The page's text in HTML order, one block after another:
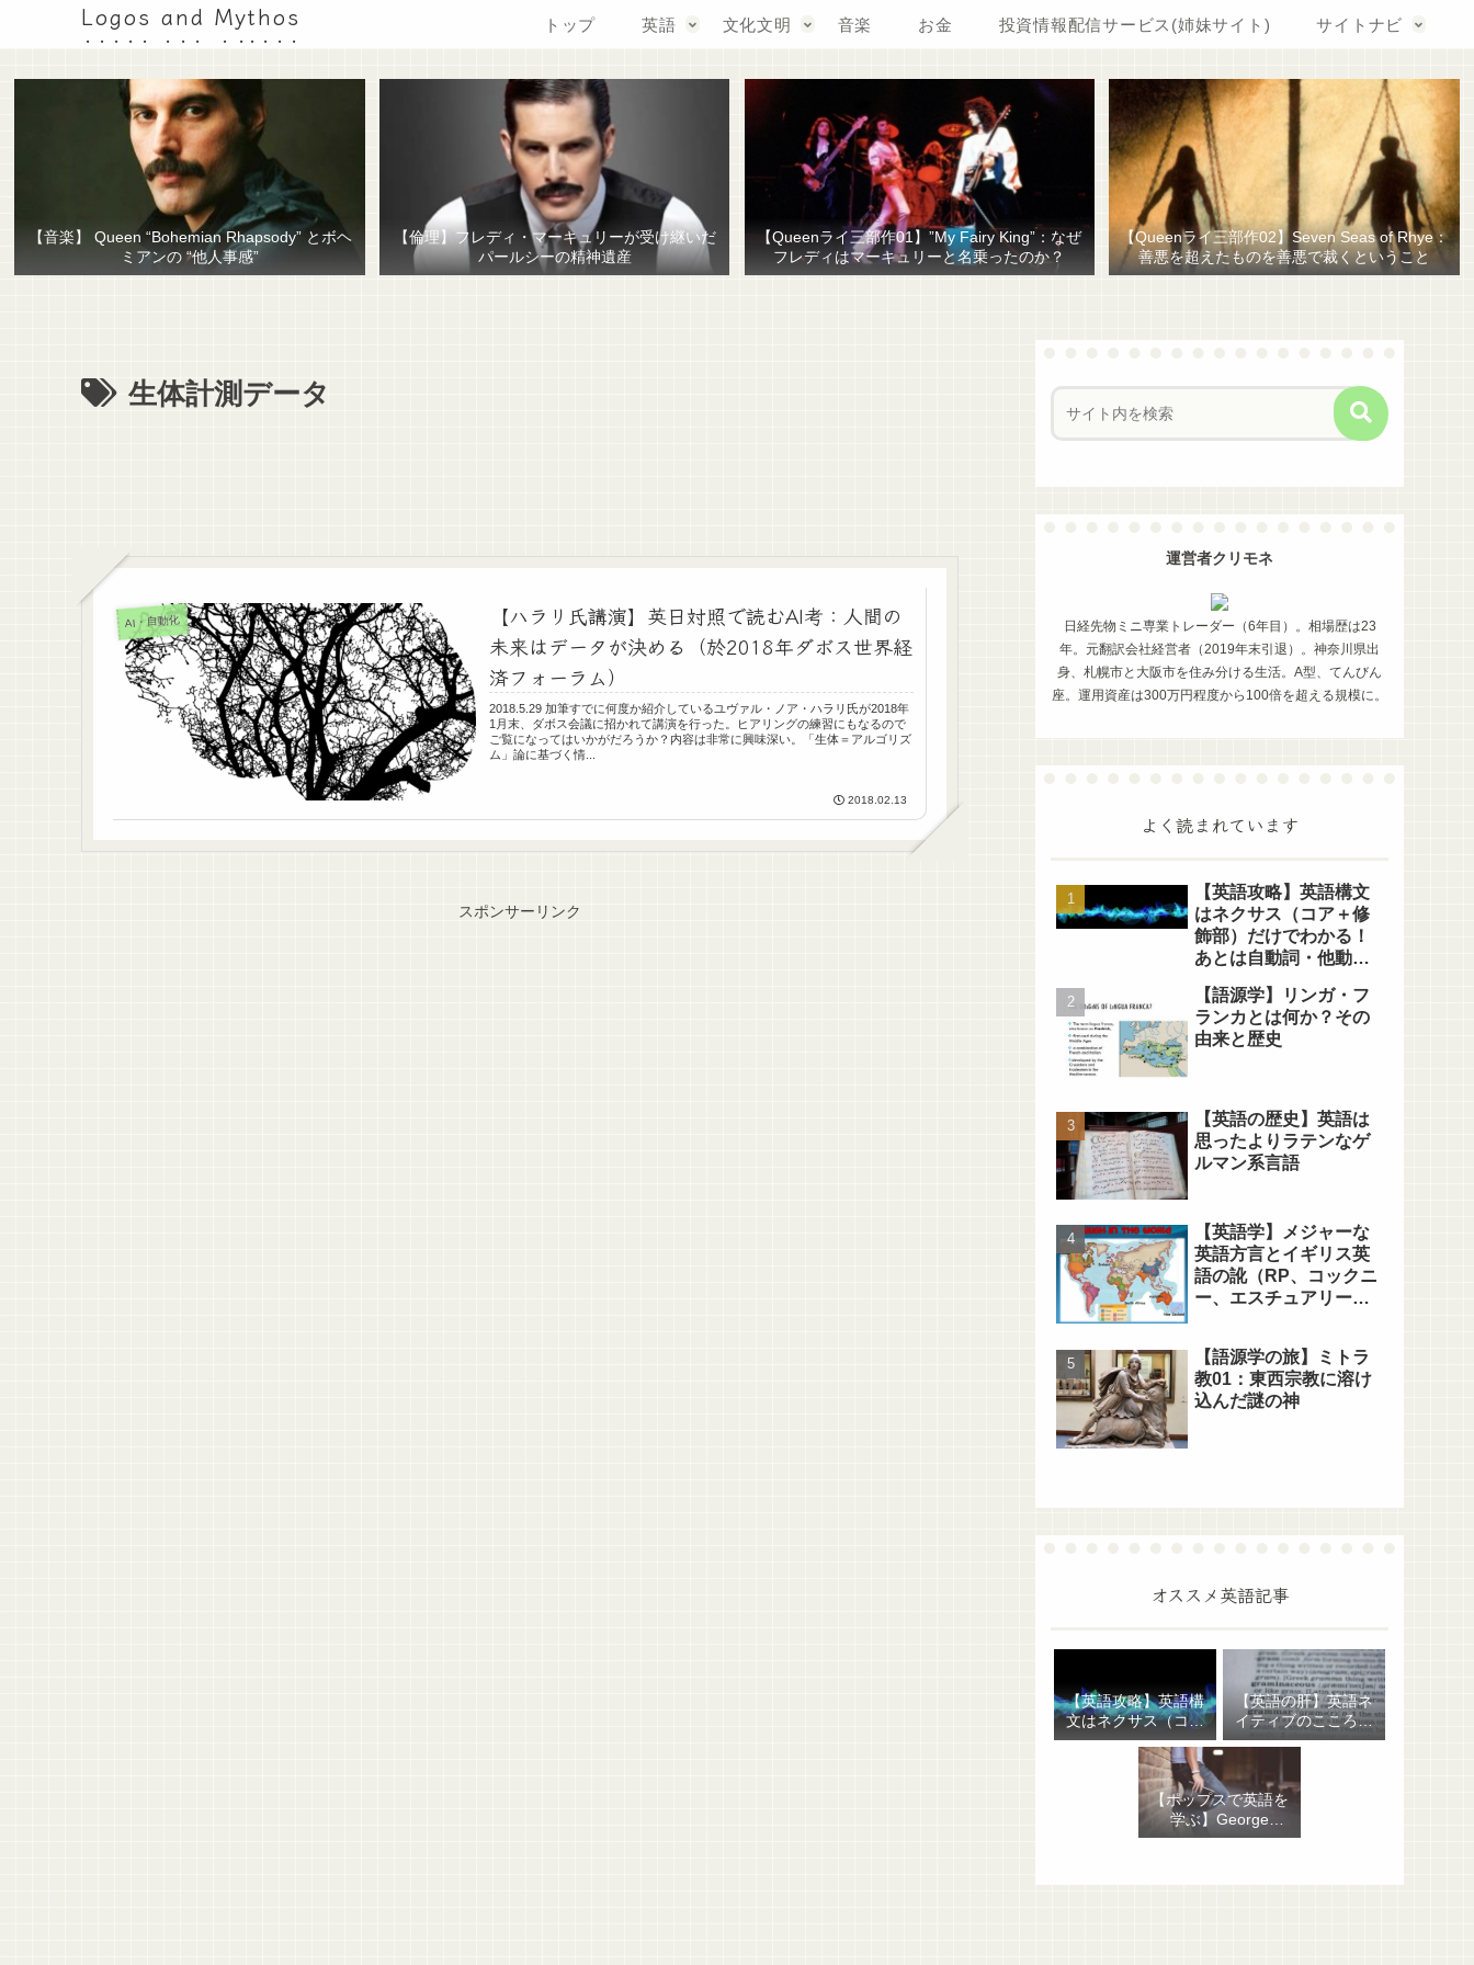
Logos and Mythos トップ 英語 文化文明 音楽 お金 投資情報配信サービス(姉妹サイト) サイトナビ
【音楽】 Queen “Bohemian Rhapsody” とボヘ
ミアンの “他人事感”
【倫理】フレディ・マーキュリーが受け継いだ
パールシーの精神遺産
【Queenライ三部作01】”My Fairy King”：なぜ
フレディはマーキュリーと名乗ったのか？
【Queenライ三部作02】Seven Seas of Rhye：
善悪を超えたものを善悪で裁くということ
生体計測データ
AI・自動化
【ハラリ氏講演】英日対照で読むAI考：人間の
未来はデータが決める（於2018年ダボス世界経
済フォーラム）
2018.5.29 加筆すでに何度か紹介しているユヴァル・ノア・ハラリ氏が2018年
1月末、ダボス会議に招かれて講演を行った。ヒアリングの練習にもなるので
ご覧になってはいかがだろうか？内容は非常に興味深い。「生体＝アルゴリズ
ム」論に基づく情...
2018.02.13
スポンサーリンク
運営者クリモネ
日経先物ミニ専業トレーダー（6年目）。相場歴は23
年。元翻訳会社経営者（2019年末引退）。神奈川県出
身、札幌市と大阪市を住み分ける生活。A型、てんびん
座。運用資産は300万円程度から100倍を超える規模に。
よく読まれています
【英語攻略】英語構文
はネクサス（コア＋修
飾部）だけでわかる！
あとは自動詞・他動詞
【語源学】リンガ・フ
ランカとは何か？その
由来と歴史
【英語の歴史】英語は
思ったよりラテンなゲ
ルマン系言語
【英語学】メジャーな
英語方言とイギリス英
語の訛（RP、コックニ
ー、エスチュアリー、
【語源学の旅】ミトラ
教01：東西宗教に溶け
込んだ謎の神
オススメ英語記事
【英語攻略】英語構
文はネクサス（コア
＋修飾部）だけでわ
かる！あとは自動
詞・他動詞の区別だ
け
【英語の肝】英語ネ
イティブのこころを
表わす句動詞：征服
イングランド庶民の
【ポップスで英語を
学ぶ】George
Michael “Hand to